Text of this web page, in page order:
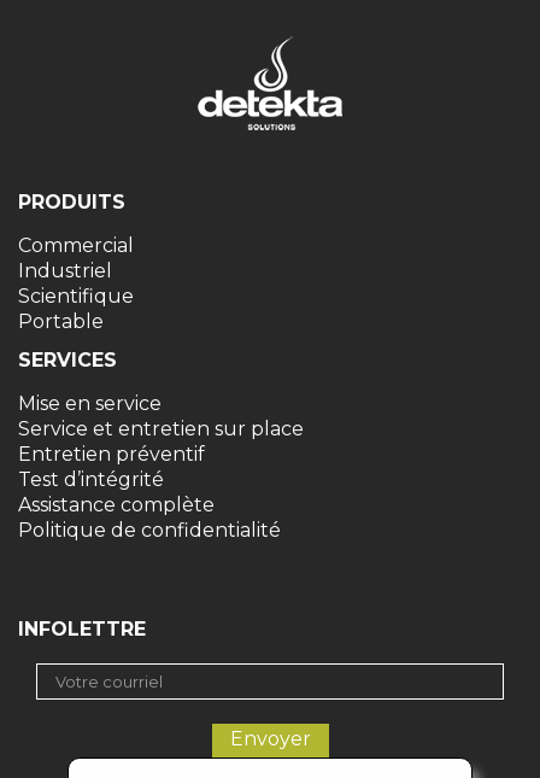
PRODUITS
Commercial
Industriel
Scientifique
Portable
SERVICES
Mise en service
Service et entretien sur place
Entretien préventif
Test d’intégrité
Assistance complète
Politique de confidentialité
INFOLETTRE